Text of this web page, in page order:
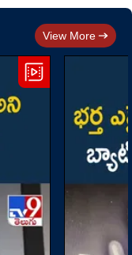
View More